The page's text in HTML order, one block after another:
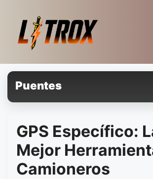
conteúdo
Puentes
GPS Específico:
Mejor
Camioneros